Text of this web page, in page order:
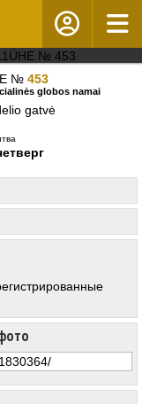
№ 453
globos namai
gatvė